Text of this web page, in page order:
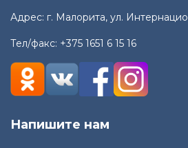
Адрес: г. Малорита, ул.
Тел/факс: +375 1651 6 15 16
Напишите нам